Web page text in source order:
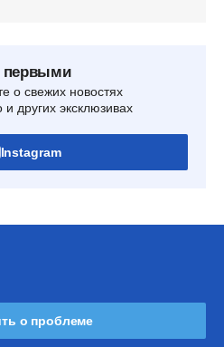
первыми
о свежих новостях
других эксклюзивах
Instagram
о проблеме